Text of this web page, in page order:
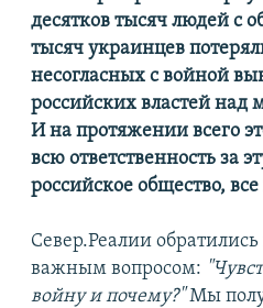
десятков тысяч людей с
тысяч украинцев
несогласных с войной
российских властей над
И на протяжении всего
всю ответственность за
российское общество,
Север.Реалии
важным вопросом:
войну и почему?"Мы